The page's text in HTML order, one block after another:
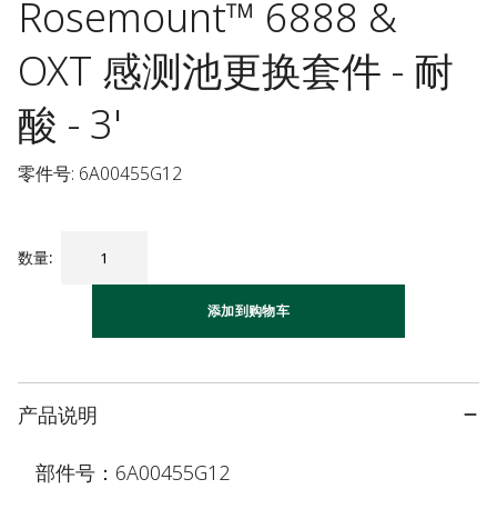
Rosemount™ 6888 &
OXT 感测池更换套件 - 耐
酸 - 3'
零件号: 6A00455G12
数量:
添加到购物车
产品说明
部件号：6A00455G12